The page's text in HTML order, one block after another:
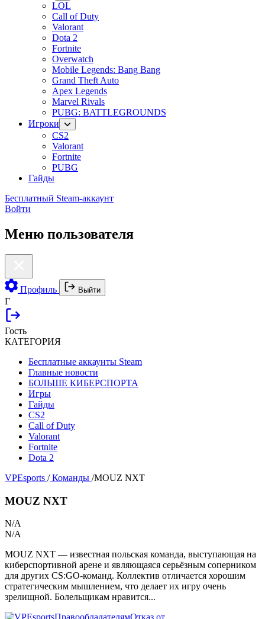
LOL
Call of Duty
Valorant
Dota 2
Fortnite
Overwatch
Mobile Legends: Bang Bang
Grand Theft Auto
Apex Legends
Marvel Rivals
PUBG: BATTLEGROUNDS
Игроки
CS2
Valorant
Fortnite
PUBG
Гайды
Бесплатный Steam-аккаунт
Войти
Меню пользователя
Профиль Выйти
Г
Гость
КАТЕГОРИЯ
Бесплатные аккаунты Steam
Главные новости
БОЛЬШЕ КИБЕРСПОРТА
Игры
Гайды
CS2
Call of Duty
Valorant
Fortnite
Dota 2
VPEsports / Команды /MOUZ NXT
MOUZ NXT
N/A
N/A
MOUZ NXT — известная польская команда, выступающая на
киберспортивной арене и являющаяся серьёзным соперником
для других CS:GO-команд. Коллектив отличается хорошим
стратегическим мышлением, что делает их игру очень
зрелищной. Болельщикам нравится...